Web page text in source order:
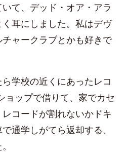
て、デッド・オア・アラ
耳にしました。私はデヴ
ャークラブとかも好きで
学校の近くにあったレコ
ョップで借りて、家でカセ
コードが割れないかドキ
通学しがてら返却する、